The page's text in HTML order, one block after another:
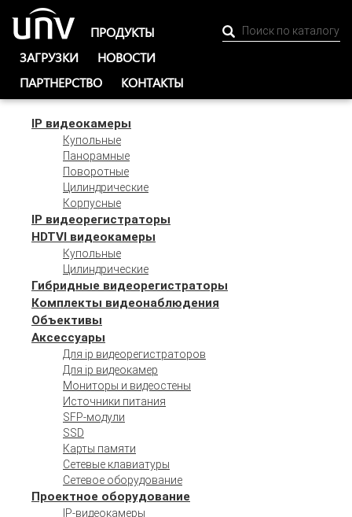
ПРОДУКТЫ
ЗАГРУЗКИ
НОВОСТИ
ПАРТНЕРСТВО
КОНТАКТЫ
IP видеокамеры
Купольные
Панорамные
Поворотные
Цилиндрические
Корпусные
IP видеорегистраторы
HDTVI видеокамеры
Купольные
Цилиндрические
Гибридные видеорегистраторы
Комплекты видеонаблюдения
Объективы
Аксессуары
Для ip видеорегистраторов
Для ip видеокамер
Мониторы и видеостены
Источники питания
SFP-модули
SSD
Карты памяти
Сетевые клавиатуры
Сетевое оборудование
Проектное оборудование
IP-видеокамеры